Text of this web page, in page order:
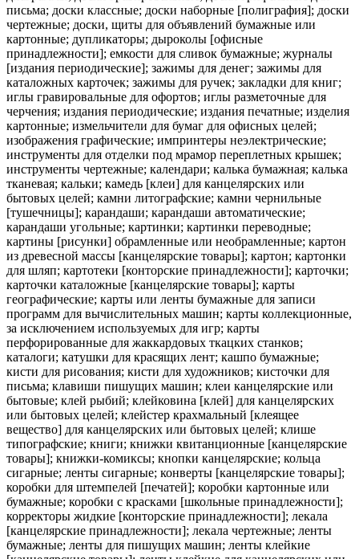
письма; доски классные; доски наборные [полиграфия]; доски
чертежные; доски, щиты для объявлений бумажные или
картонные; дупликаторы; дыроколы [офисные
принадлежности]; емкости для сливок бумажные; журналы
[издания периодические]; зажимы для денег; зажимы для
каталожных карточек; зажимы для ручек; закладки для книг;
иглы гравировальные для офортов; иглы разметочные для
черчения; издания периодические; издания печатные; изделия
картонные; измельчители для бумаг для офисных целей;
изображения графические; импринтеры неэлектрические;
инструменты для отделки под мрамор переплетных крышек;
инструменты чертежные; календари; калька бумажная; калька
тканевая; кальки; камедь [клеи] для канцелярских или
бытовых целей; камни литографские; камни чернильные
[тушечницы]; карандаши; карандаши автоматические;
карандаши угольные; картинки; картинки переводные;
картины [рисунки] обрамленные или необрамленные; картон
из древесной массы [канцелярские товары]; картон; картонки
для шляп; картотеки [конторские принадлежности]; карточки;
карточки каталожные [канцелярские товары]; карты
географические; карты или ленты бумажные для записи
программ для вычислительных машин; карты коллекционные,
за исключением используемых для игр; карты
перфорированные для жаккардовых ткацких станков;
каталоги; катушки для красящих лент; кашпо бумажные;
кисти для рисования; кисти для художников; кисточки для
письма; клавиши пишущих машин; клеи канцелярские или
бытовые; клей рыбий; клейковина [клей] для канцелярских
или бытовых целей; клейстер крахмальный [клеящее
вещество] для канцелярских или бытовых целей; клише
типографские; книги; книжки квитанционные [канцелярские
товары]; книжки-комиксы; кнопки канцелярские; кольца
сигарные; ленты сигарные; конверты [канцелярские товары];
коробки для штемпелей [печатей]; коробки картонные или
бумажные; коробки с красками [школьные принадлежности];
корректоры жидкие [конторские принадлежности]; лекала
[канцелярские принадлежности]; лекала чертежные; ленты
бумажные; ленты для пишущих машин; ленты клейкие